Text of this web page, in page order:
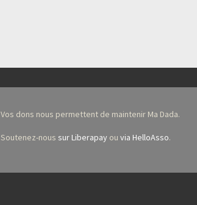
Vos dons nous permettent de maintenir Ma Dada.
Soutenez-nous sur Liberapayou via HelloAsso.